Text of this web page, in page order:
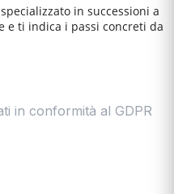
in successioni a
e ti indica i passi concreti da